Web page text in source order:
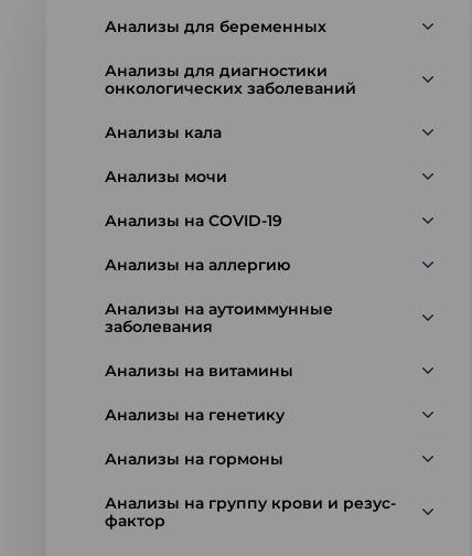
Анализы для беременных
Анализы для диагностики
онкологических заболеваний
Анализы кала
Анализы мочи
Анализы на COVID-19
Анализы на аллергию
Анализы на аутоиммунные
заболевания
Анализы на витамины
Анализы на генетику
Анализы на гормоны
Анализы на группу крови и резус-
фактор